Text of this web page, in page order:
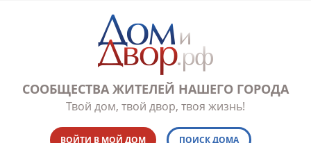
СООБЩЕСТВА ЖИТЕЛЕЙ НАШЕГО ГОРОДА
Твой дом, твой двор, твоя жизнь!
ВОЙТИ В МОЙ ДОМ ПОИСК ДОМА